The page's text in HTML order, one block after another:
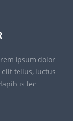
ipsum dolor
tellus, luctus
leo.